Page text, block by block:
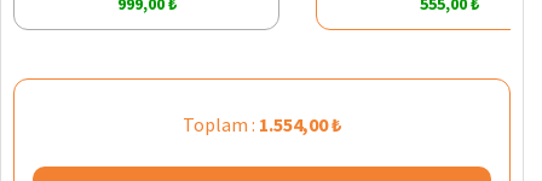
Toplam : 1.554,00 ₺